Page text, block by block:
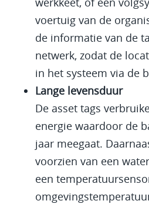
voertuig van de
de informatie van de
netwerk, zodat de
in het systeem via de
Lange levensduur
De asset tags
energie waardoor de
jaar meegaat.
voorzien van een
een